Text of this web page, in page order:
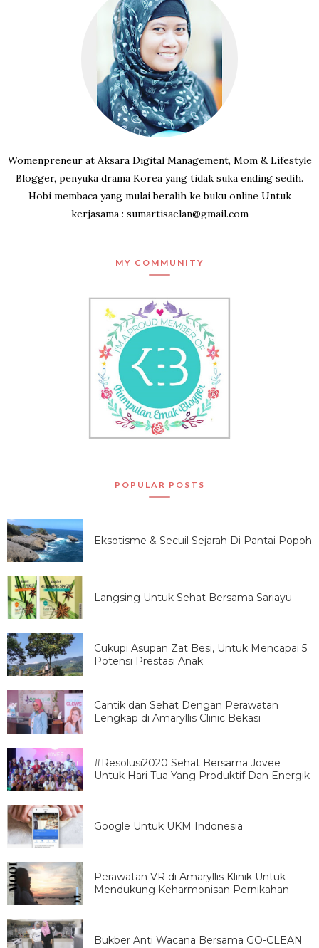
Womenpreneur at Aksara Digital Management, Mom & Lifestyle
Blogger, penyuka drama Korea yang tidak suka ending sedih.
Hobi membaca yang mulai beralih ke buku online Untuk
kerjasama : sumartisaelan@gmail.com
MY COMMUNITY
POPULAR POSTS
Eksotisme & Secuil Sejarah Di Pantai Popoh
Langsing Untuk Sehat Bersama Sariayu
Cukupi Asupan Zat Besi, Untuk Mencapai 5
Potensi Prestasi Anak
Cantik dan Sehat Dengan Perawatan
Lengkap di Amaryllis Clinic Bekasi
#Resolusi2020 Sehat Bersama Jovee
Untuk Hari Tua Yang Produktif Dan Energik
Google Untuk UKM Indonesia
Perawatan VR di Amaryllis Klinik Untuk
Mendukung Keharmonisan Pernikahan
Bukber Anti Wacana Bersama GO-CLEAN